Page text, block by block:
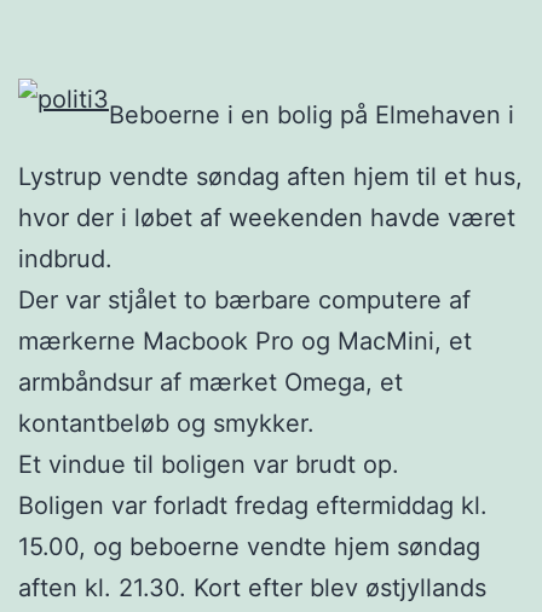
Beboerne i en bolig på Elmehaven i
Lystrup vendte søndag aften hjem til et hus,
hvor der i løbet af weekenden havde været
indbrud.
Der var stjålet to bærbare computere af
mærkerne Macbook Pro og MacMini, et
armbåndsur af mærket Omega, et
kontantbeløb og smykker.
Et vindue til boligen var brudt op.
Boligen var forladt fredag eftermiddag kl.
15.00, og beboerne vendte hjem søndag
aften kl. 21.30. Kort efter blev østjyllands